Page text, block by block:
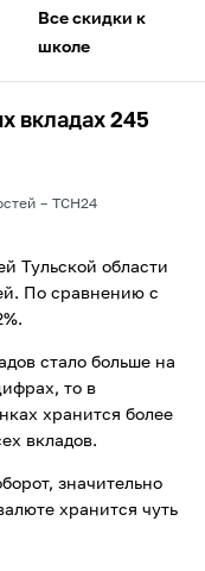
Все скидки к
школе
вкладах 245
ТСН24
Тульской области
По сравнению с
стало больше на
то в
хранится более
вкладов.
значительно
хранится чуть